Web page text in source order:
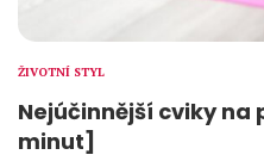
ŽIVOTNÍ STYL
Nejúčinnější cviky na
minut]